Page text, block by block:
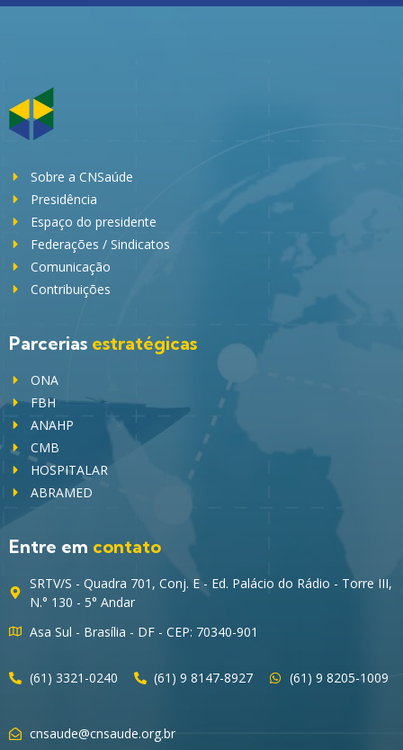
Sobre a CNSaúde
Presidência
Espaço do presidente
Federações / Sindicatos
Comunicação
Contribuições
Parcerias estratégicas
ONA
FBH
ANAHP
CMB
HOSPITALAR
ABRAMED
Entre em contato
SRTV/S - Quadra 701, Conj. E - Ed. Palácio do Rádio - Torre III,
N.° 130 - 5° Andar
Asa Sul - Brasília - DF - CEP: 70340-901
(61) 3321-0240 (61) 9 8147-8927 (61) 9 8205-1009
cnsaude@cnsaude.org.br